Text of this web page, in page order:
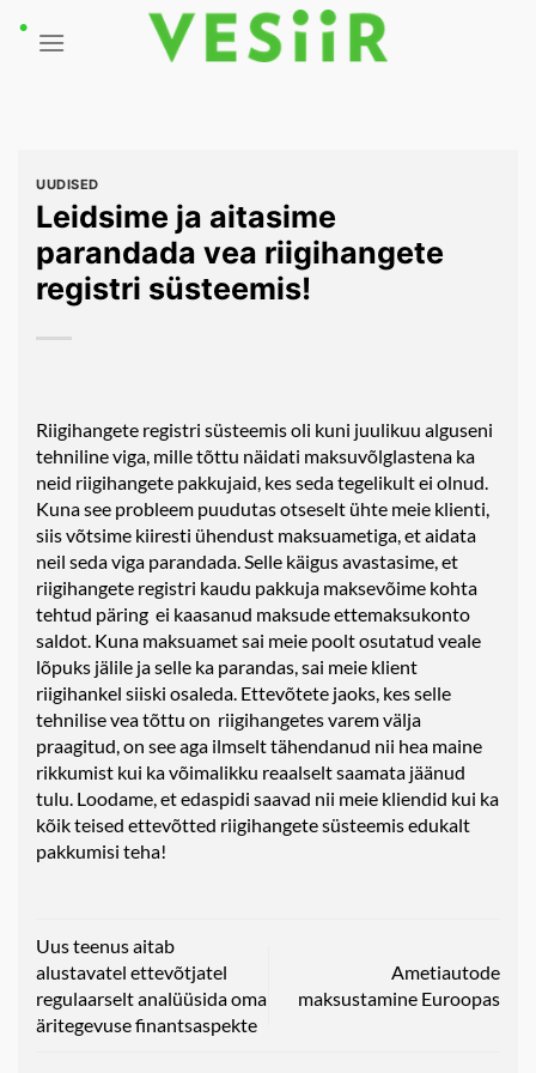
UUDISED
Leidsime ja aitasime
parandada vea riigihangete
registri süsteemis!
Riigihangete registri süsteemis oli kuni juulikuu alguseni
tehniline viga, mille tõttu näidati maksuvõlglastena ka
neid riigihangete pakkujaid, kes seda tegelikult ei olnud.
Kuna see probleem puudutas otseselt ühte meie klienti,
siis võtsime kiiresti ühendust maksuametiga, et aidata
neil seda viga parandada. Selle käigus avastasime, et
riigihangete registri kaudu pakkuja maksevõime kohta
tehtud päring ei kaasanud maksude ettemaksukonto
saldot. Kuna maksuamet sai meie poolt osutatud veale
lõpuks jälile ja selle ka parandas, sai meie klient
riigihankel siiski osaleda. Ettevõtete jaoks, kes selle
tehnilise vea tõttu on riigihangetes varem välja
praagitud, on see aga ilmselt tähendanud nii hea maine
rikkumist kui ka võimalikku reaalselt saamata jäänud
tulu. Loodame, et edaspidi saavad nii meie kliendid kui ka
kõik teised ettevõtted riigihangete süsteemis edukalt
pakkumisi teha!
Uus teenus aitab
alustavatel ettevõtjatel
regulaarselt analüüsida oma
äritegevuse finantsaspekte
Ametiautode
maksustamine Euroopas